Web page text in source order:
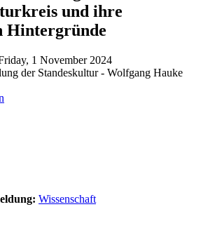
und ihre
Hintergründe
1 November 2024
Wissenschaft